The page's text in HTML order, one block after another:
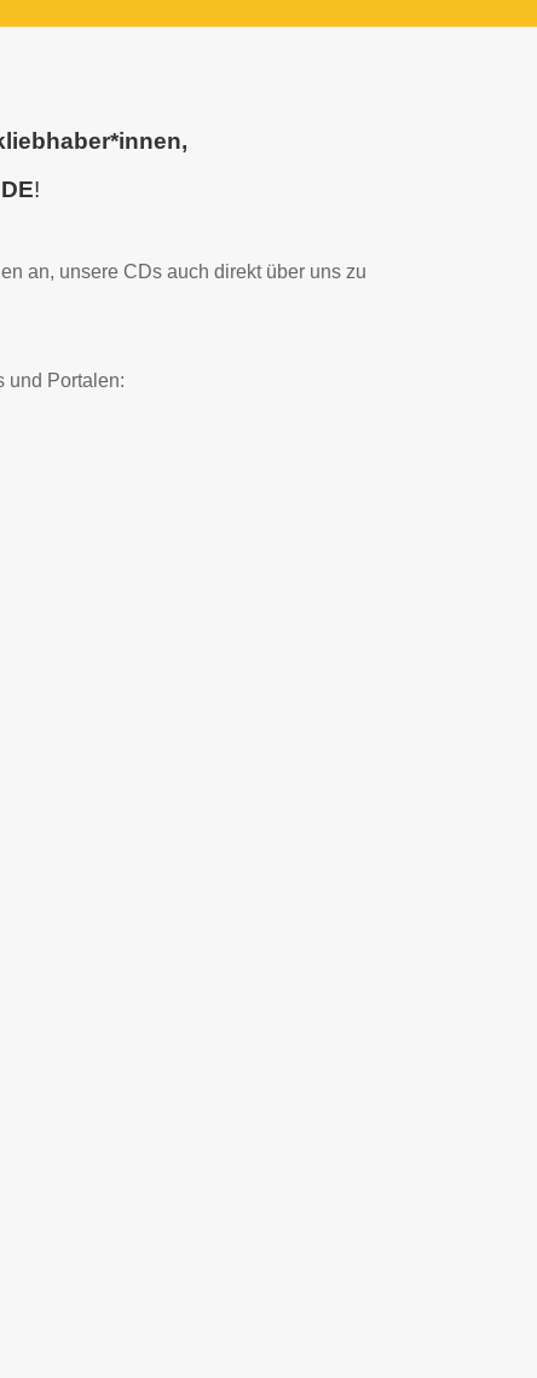
!
an, unsere CDs auch direkt über uns zu
und Portalen: